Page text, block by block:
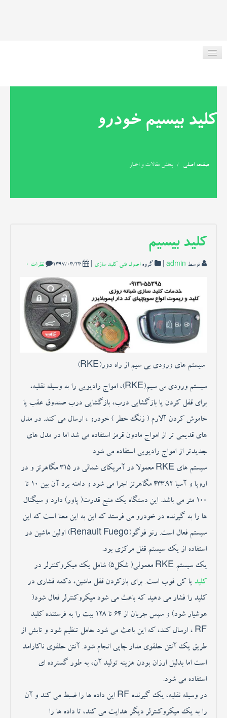
عکس
ارتباط با ما
کلید بیسیم خودرو
صفحه اصلی / بخش مقالات و اخبار
کلید بیسیم
توسط admin گروهاصول فنی کلید سازی نظرات 0
سیستم های ورودی بی سیم از راه دور(RKE)
سیستم ورودی بی سیم(RKE)، امواج رادیویی را به وسیله نقلیه،
برای قفل کردن یا بازگشایی درب، بازگشایی درب صندوق عقب یا
خاموش کردن آلارم ( زنگ خطر ) خودرو ، ارسال می کند. در مدل
های قدیمی تر از امواج مادون قرمز استفاده می شد اما در مدل های
جدیدتر از امواج رادیویی استفاده می شود.
سیستم های RKE معمولا در آمریکای شمالی در 315 مگاهرتز و در
اروپا و آسیا 433.92 مگاهرتز اجرا می شود و دامنه برد آن بین 10 تا
100 متر می باشد. این دستگاه یک منبع قدرت( پاور) دارد و سیگنال
ها را به گیرنده در خودرو می فرستد که این به این معنا است که این
سیستم فعال است. رنو فوگو(Renault Fuego) اولین ماشین در
استفاده از یک سیستم قفل مرکزی بود.
یک سیستم RKE معمولی( شکل5) شامل یک میکروکنترلر در
کلید یا کی فوب است. برای بازکردن قفل ماشین، دکمه فشاری در
کلید را فشار می دهید که باعث می شود میکروکنترلر فعال شود(
هوشیار شود) و سپس جریان از 64 تا 128 بیت را به فرستنده کلید
RF ، ارسال کند، که این باعث می شود حامل تنظیم شود و تابش از
طریق یک آنتن حلقوی مدار چاپی انجام شود. آنتن حلقوی ناکارامد
است اما بدلیل ارزان بودن هزینه تولید آن، به طور گسترده ای
استفاده می شود.
در وسیله نقلیه، یک گیرنده RF این داده ها را ضبط می کند و آن
را به یک میکروکنترلر دیگر هدایت می کند، تا داده ها را